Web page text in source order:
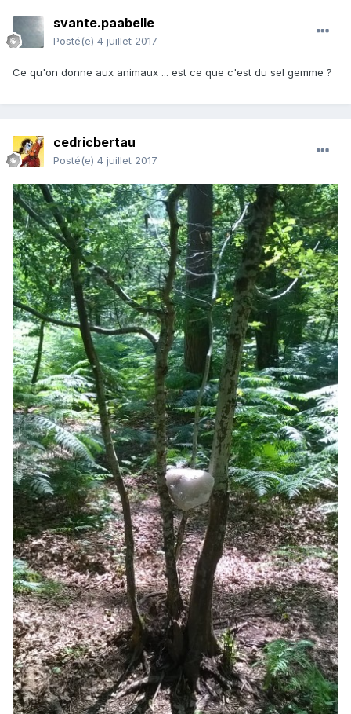
svante.paabelle
Posté(e) 4 juillet 2017
Ce qu'on donne aux animaux ... est ce que c'est du sel gemme ?
cedricbertau
Posté(e) 4 juillet 2017